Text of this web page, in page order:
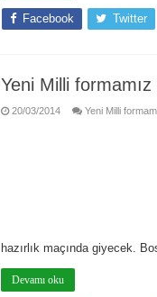
Facebook Twitter
Yeni Milli
20/03/2014 Yeni Milli
hazırlık maçında giyecek.
Devamı oku